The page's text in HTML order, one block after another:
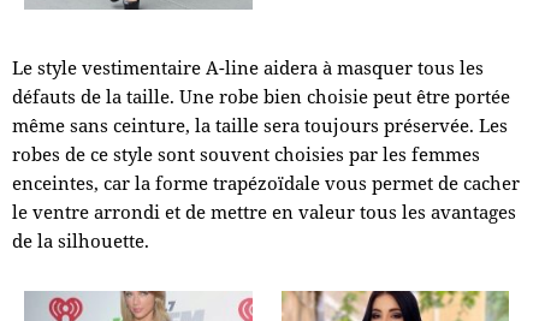
Le style vestimentaire A-line aidera à masquer tous les
défauts de la taille. Une robe bien choisie peut être portée
même sans ceinture, la taille sera toujours préservée. Les
robes de ce style sont souvent choisies par les femmes
enceintes, car la forme trapézoïdale vous permet de cacher
le ventre arrondi et de mettre en valeur tous les avantages
de la silhouette.